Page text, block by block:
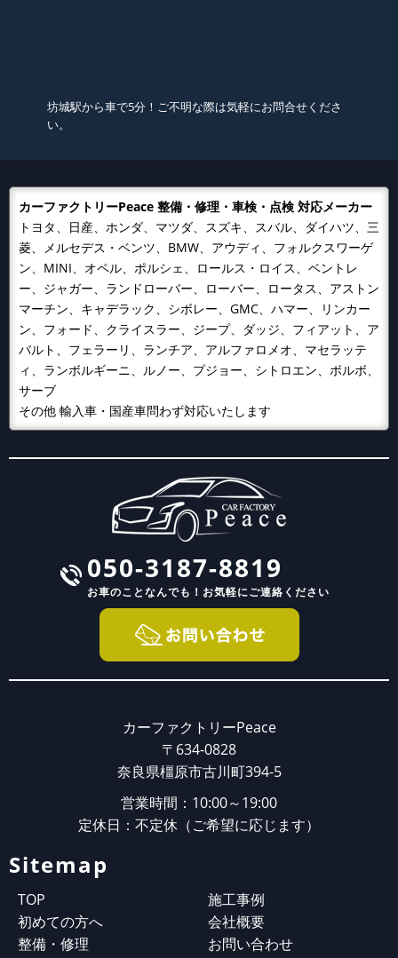
坊城駅から車で5分！ご不明な際は気軽にお問合せくださ
い。
カーファクトリーPeace 整備・修理・車検・点検 対応メーカー
トヨタ、日産、ホンダ、マツダ、スズキ、スバル、ダイハツ、三
菱、メルセデス・ベンツ、BMW、アウディ、フォルクスワーゲ
ン、MINI、オペル、ポルシェ、ロールス・ロイス、ベントレ
ー、ジャガー、ランドローバー、ローバー、ロータス、アストン
マーチン、キャデラック、シボレー、GMC、ハマー、リンカー
ン、フォード、クライスラー、ジープ、ダッジ、フィアット、ア
バルト、フェラーリ、ランチア、アルファロメオ、マセラッテ
ィ、ランボルギーニ、ルノー、プジョー、シトロエン、ボルボ、
サーブ
その他 輸入車・国産車問わず対応いたします
050-3187-8819
お車のことなんでも！ お気軽にご連絡ください
カーファクトリーPeace
〒634-0828
奈良県橿原市古川町394-5
営業時間：10:00～19:00
定休日：不定休（ご希望に応じます）
Sitemap
TOP
初めての方へ
整備・修理
施工事例
会社概要
お問い合わせ